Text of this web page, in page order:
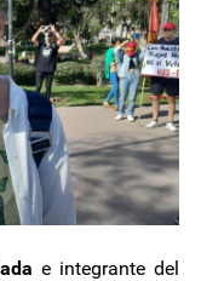
e integrante del